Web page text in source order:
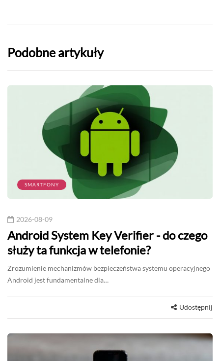
Podobne artykuły
SMARTFONY
2026-08-09
Android System Key Verifier - do czego
służy ta funkcja w telefonie?
Zrozumienie mechanizmów bezpieczeństwa systemu operacyjnego
Android jest fundamentalne dla…
Udostępnij